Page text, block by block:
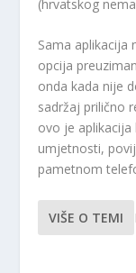
(hrvatskog
Sama aplikacija
opcija
onda kada nije
sadržaj prilično
ovo je
umjetnosti,
pametnom
VIŠE O TEMI